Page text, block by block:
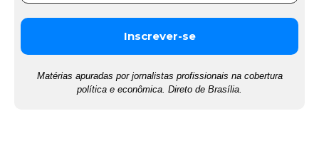
Matérias apuradas por jornalistas profissionais na cobertura
política e econômica. Direto de Brasília.